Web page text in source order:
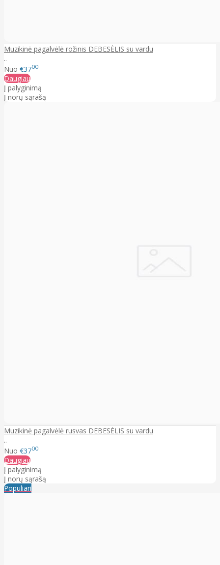
Muzikinė pagalvėlė rožinis DEBESĖLIS su vardu
..
Nuo €3700
Daugiau
Į palyginimą
Į norų sąrašą
Muzikinė pagalvėlė rusvas DEBESĖLIS su vardu
..
Nuo €3700
Daugiau
Į palyginimą
Į norų sąrašą
Populiari